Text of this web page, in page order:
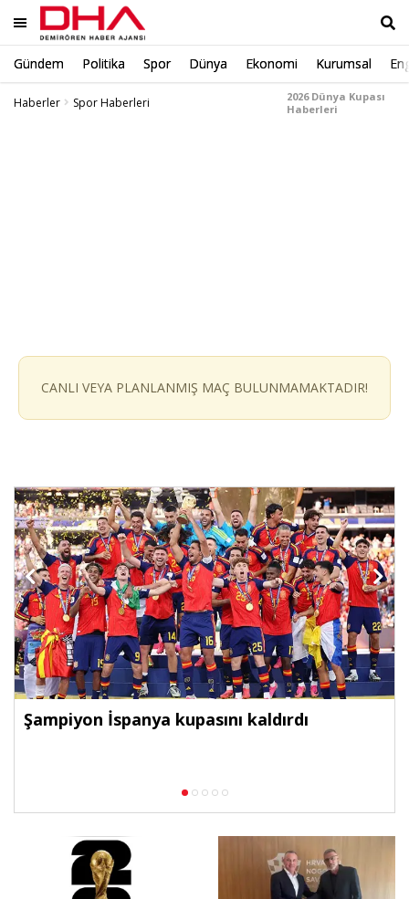
Gündem Politika Spor Dünya Ekonomi Kurumsal
Haberler
Spor Haberleri
2026 Dünya Kupası
Haberleri
CANLI VEYA PLANLANMIŞ MAÇ BULUNMAMAKTADIR!
Şampiyon İspanya kupasını kaldırdı